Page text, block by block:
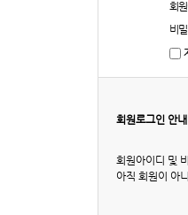
회
비
회원로그인 안내
회원아이디 및
아직 회원이 아